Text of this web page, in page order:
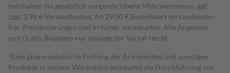
beinhalten die gesetzlich vorgeschriebene Mehrwertsteuer, ggf.
zzgl. 3,95 € Versandkosten. Ab 29,00 € Bestell­wert versand­kosten­
frei. Preisänderungen und Irrtümer vorbehalten. Alle Angebote
und Gratis-Beigaben nur solange der Vorrat reicht.
1 Eine pharmazeutische Prüfung der Arzneimittel und sonstigen
Produkte in deinem Warenkorb beinhaltet die Durchführung von